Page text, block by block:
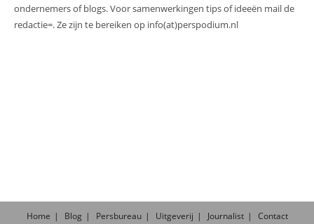
ondernemers of blogs. Voor samenwerkingen tips of ideeën mail de
redactie=. Ze zijn te bereiken op info(at)perspodium.nl
Home Blog Persbureau Uitgeverij Journalist Contact